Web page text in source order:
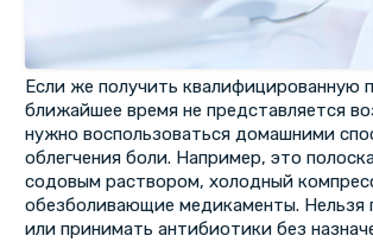
Если же получить квалифицированную
ближайшее время не представляется
нужно воспользоваться домашними
облегчения боли. Например, это
содовым раствором, холодный
обезболивающие медикаменты. Нельзя
или принимать антибиотики без